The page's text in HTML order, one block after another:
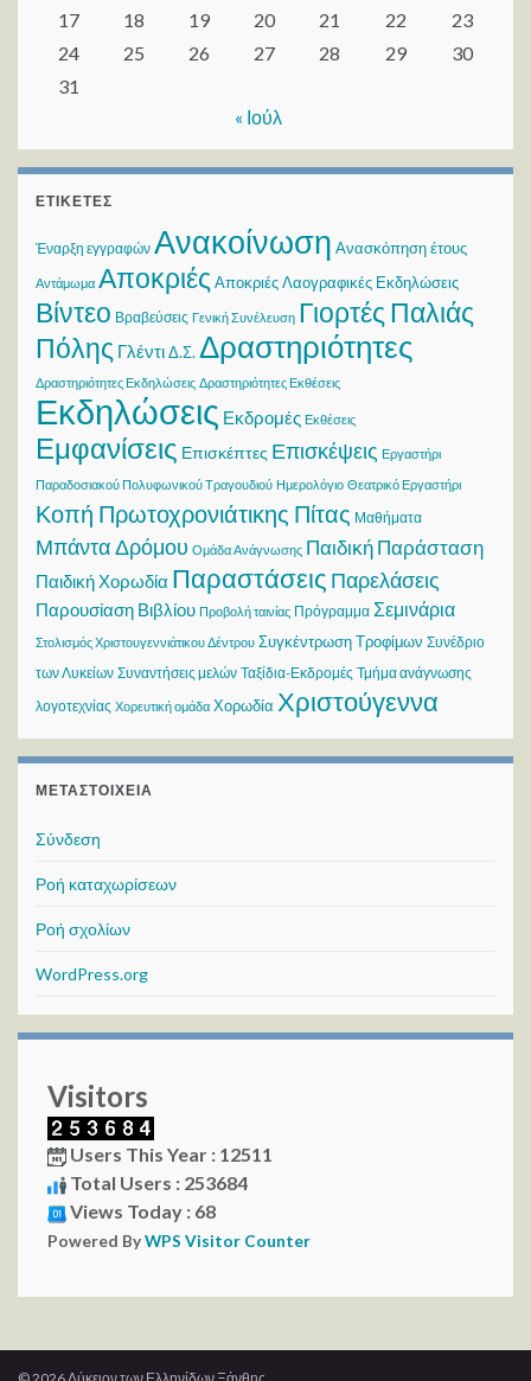
17
18 19 20 21 22
23
24
25 26 27 28 29
30
31
« Ιούλ
ΕΤΙΚΈΤΕΣ
Έναρξη εγγραφών Ανακοίνωση Ανασκόπηση έτους
Αντάμωμα Αποκριές Αποκριές Λαογραφικές Εκδηλώσεις
Βίντεο Βραβεύσεις Γενική Συνέλευση Γιορτές Παλιάς
Πόλης ΓλέντιΔ.Σ.Δραστηριότητες
Δραστηριότητες Εκδηλώσεις Δραστηριότητες Εκθέσεις
Εκδηλώσεις Εκδρομές Εκθέσεις
Εμφανίσεις Επισκέπτες Επισκέψεις Εργαστήρι
Παραδοσιακού Πολυφωνικού Τραγουδιού Ημερολόγιο Θεατρικό Εργαστήρι
Κοπή Πρωτοχρονιάτικης Πίτας Μαθήματα
Μπάντα Δρόμου Ομάδα Ανάγνωσης Παιδική Παράσταση
Παιδική Χορωδία Παραστάσεις Παρελάσεις
Παρουσίαση Βιβλίου Προβολή ταινίας Πρόγραμμα Σεμινάρια
Στολισμός Χριστουγεννιάτικου Δέντρου Συγκέντρωση Τροφίμων Συνέδριο
των Λυκείων Συναντήσεις μελών Ταξίδια-Εκδρομές Τμήμα ανάγνωσης
λογοτεχνίας Χορευτική ομάδα Χορωδία Χριστούγεννα
ΜΕΤΑΣΤΟΙΧΕΊΑ
Σύνδεση
Ροή καταχωρίσεων
Ροή σχολίων
WordPress.org
Visitors
Users This Year : 12511
Total Users : 253684
Views Today : 68
Powered ByWPS Visitor Counter